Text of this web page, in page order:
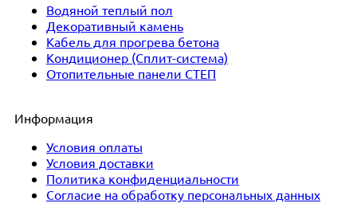
Водяной теплый пол
Декоративный камень
Кабель для прогрева бетона
Кондиционер (Сплит-система)
Отопительные панели СТЕП
Информация
Условия оплаты
Условия доставки
Политика конфиденциальности
Согласие на обработку персональных данных